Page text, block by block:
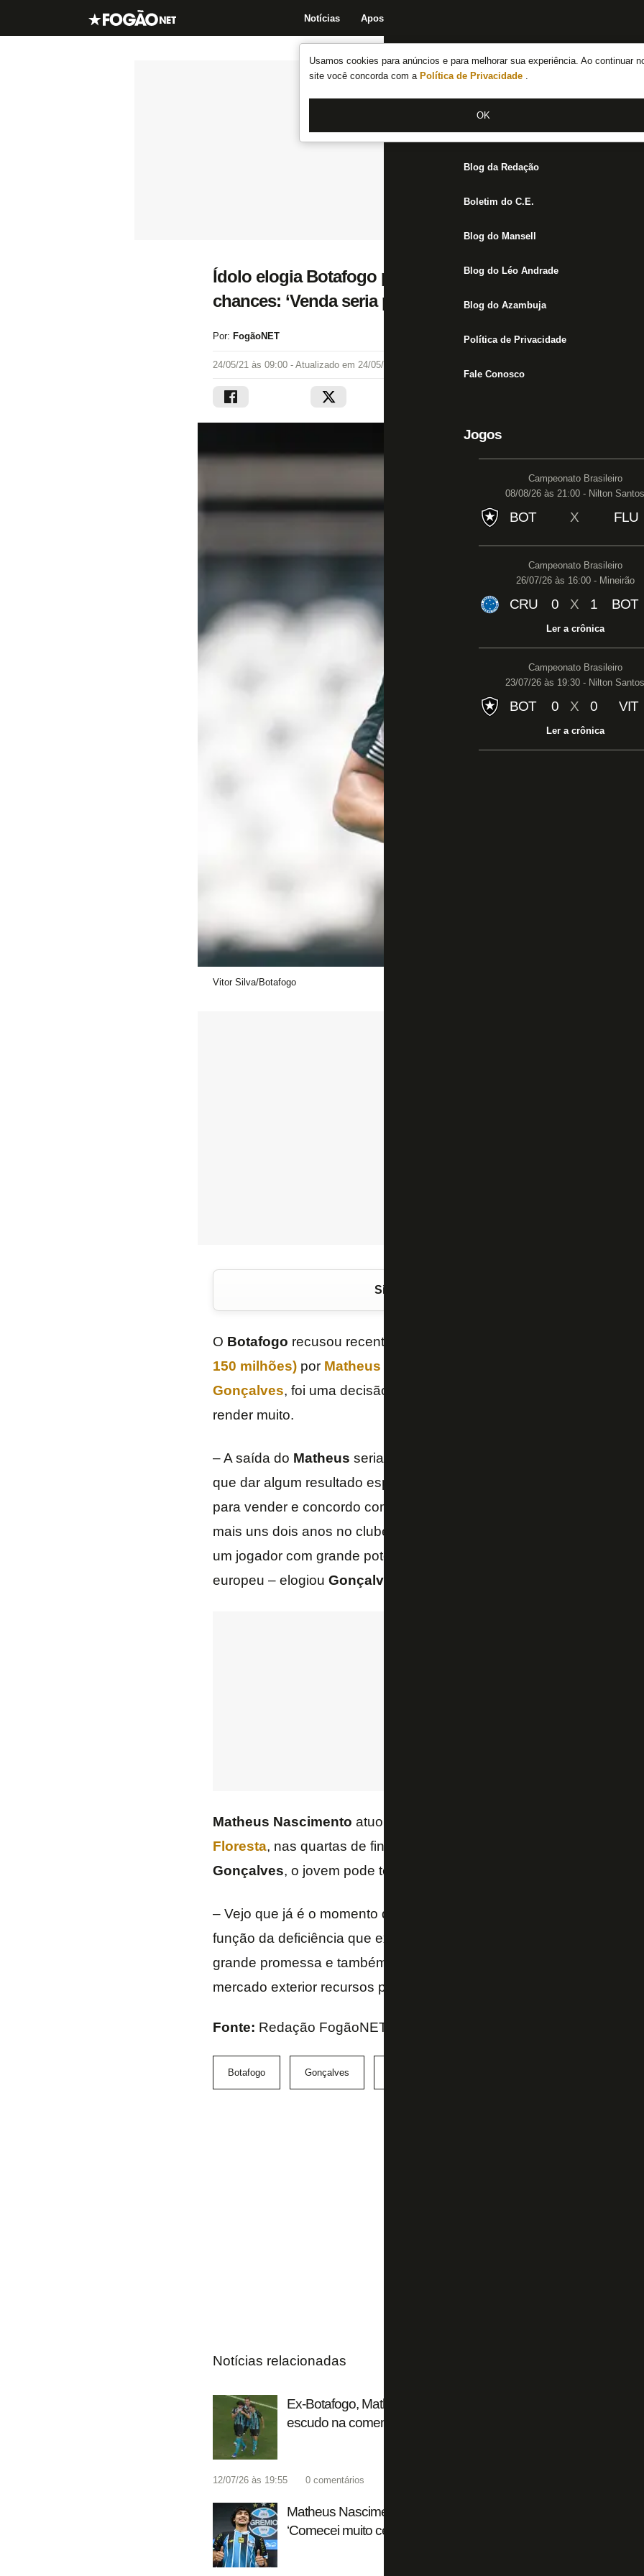
Usamos cookies para anúncios e para melhorar sua experiência. Ao continuar
site você concorda com a Política de Privacidade .
OK
Notícias Apostas
Notícias do Botafogo
Fórum
Jogos
Blog da Redação
Boletim do C.E.
Blog do Mansell
Blog do Léo Andrade
Blog do Azambuja
Política de Privacidade
Fale Conosco
Jogos
Campeonato Brasileiro
08/08/26 às 21:00 - Nilton Santos
BOT X FLU
Campeonato Brasileiro
26/07/26 às 16:00 - Mineirão
CRU 0 X 1 BOT
Ler a crônica
Campeonato Brasileiro
23/07/26 às 19:30 - Nilton Santos
BOT 0 X 0 VIT
Ler a crônica
Ídolo elogia Botafogo por manter Matheus Nascimento e
chances: ‘Venda seria precipitada’
Por: FogãoNET
24/05/21 às 09:00 - Atualizado em 24/05/21 às 10:12
Vitor Silva/Botafogo
Siga o FogãoNET
O Botafogo recusou recentemente
150 milhões)por Matheus Nascimento
Gonçalves, foi uma decisão acertada. Para ele, o centroavante de
render muito.
– A saída do Matheus seria precipitada, já que na minha visão o
que dar algum resultado esportivo para o clube. Penso que o
para vender e concordo com a diretoria de não ter aceitado a oferta.
mais uns dois anos no clube, para ajudar a equipe com o seu
um jogador com grande potencial e que possui características para
europeu – elogiou Gonçalves
Matheus Nascimento atuou neste domingo na
Floresta, nas quartas de final da
Gonçalves, o jovem pode ter mais chances na equipe principal.
– Vejo que já é o momento de ele estar tendo as oportunidades na
função da deficiência que existe no próprio plantel. Então, vejo este
grande promessa e também será uma oportunidade para o
mercado exterior recursos para pagar parte da dívida que possui –
Fonte: Redação FogãoNET e Jogada10
Botafogo Gonçalves
Notícias relacionadas
Ex-Botafogo, Matheus Nascimento estreia com gol pelo Grêmio
escudo na comemoração; veja
12/07/26 às 19:55 0 comentários
Matheus Nascimento é apresentado pelo Grêmio e fala sobre
‘Comecei muito cedo, com 16 anos, pressão gigantesca’